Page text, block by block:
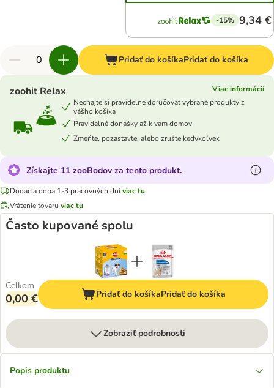
-15% 9,34 €
Pridať do košíkaPridať do košíka
zoohit Relax
Viac informácií
Nechajte si pravidelne doručovať vybrané produkty z
vášho košíka
Pravidelné donášky až k vám domov
Zmeňte, pozastavte, alebo zrušte kedykoľvek
Získajte 11 zooBodov za tento produkt.
Dodacia doba 1-3 pracovných dníviac tu
Vrátenie tovaru viac tu
Často kupované spolu
Celkom
0,00 € Pridať do košíkaPridať do košíka
Zobraziť podrobnosti
Popis produktu